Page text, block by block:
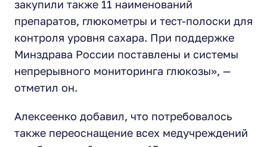
закупили также 11 наименований
препаратов, глюкометры и тест-полоски для
контроля уровня сахара. При поддержке
Минздрава России поставлены и системы
непрерывного мониторинга глюкозы», —
отметил он.
Алексеенко добавил, что потребовалось
также переоснащение всех медучреждений